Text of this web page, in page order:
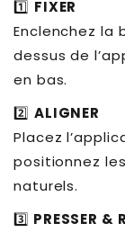
1️⃣ FIXER
Enclenchez la
dessus de
en bas.
2️⃣ ALIGNER
Placez
positionnez
naturels.
3️⃣ PRESSER &